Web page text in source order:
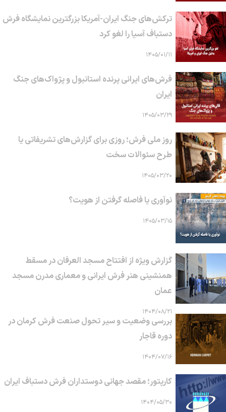
ترکش‌های جنگ ایران-آمریکا بزرگترین نمایشگاه فرش
دستباف آسیا را لغو کرد
۱۴۰۵/۰۱/۱۱
فرش‌های ایرانی پرنده استانبول و پژواک‌های جنگ
ایران
۱۴۰۵/۰۳/۲۹
روز ملی فرش؛ روزی برای گزارش‌های تشریفاتی یا
طرح سئوالات سخت
۱۴۰۵/۰۳/۲۰
نوآوری یا فاصله گرفتن از هویت؟
۱۴۰۵/۰۳/۱۵
گزارش ویژه از افتتاح مسجد العرفان در مسقط
همنشینی هنر فرش ایرانی و معماری مدرن مسجد
عمان
۱۴۰۴/۰۸/۲۱
بررسی وضعیت و سیر تحول صنعت فرش کرمان در
دوره قاجار
۱۴۰۴/۰۷/۱۶
کارپتور؛ مقصد جهانی دوستداران فرش دستباف ایران
۱۴۰۴/۰۵/۳۰